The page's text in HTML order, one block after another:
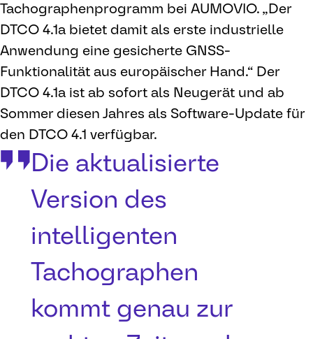
Tachographenprogramm bei AUMOVIO. „Der
DTCO 4.1a bietet damit als erste industrielle
Anwendung eine gesicherte GNSS-
Funktionalität aus europäischer Hand.“ Der
DTCO 4.1a ist ab sofort als Neugerät und ab
Sommer diesen Jahres als Software-Update für
den DTCO 4.1 verfügbar.
Die aktualisierte
Version des
intelligenten
Tachographen
kommt genau zur